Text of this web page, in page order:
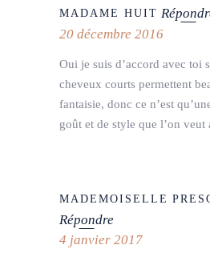
MADAME HUIT
20 décembre 2016
Oui je suis d’accord avec toi
cheveux courts permettent
fantaisie, donc ce n’est
goût et de style que l’on
MADEMOISELLE
Répondre
4 janvier 2017